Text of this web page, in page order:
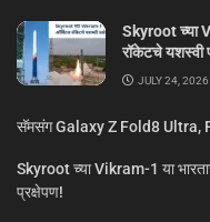
Skyroot च्या
रॉकेटचे यशस्वी
JULY 24, 2026
सॅमसंग Galaxy Z Fold8 Ultra,
Skyroot च्या Vikram-1 या
प्रक्षेपण!